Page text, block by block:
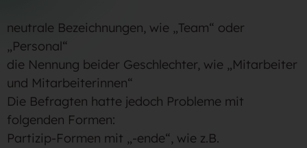
neutrale Bezeichnungen, wie „Team“ oder
„Personal“
die Nennung beider Geschlechter, wie „Mitarbeiter
und Mitarbeiterinnen“
Die Befragten hatte jedoch Probleme mit
folgenden Formen:
Partizip-Formen mit „-ende“, wie z.B.